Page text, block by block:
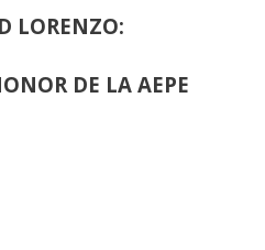
LORENZO:
DE LA AEPE